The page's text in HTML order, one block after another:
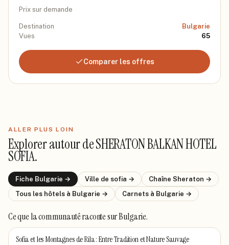
Prix sur demande
Destination
Bulgarie
Vues
65
Comparer les offres
ALLER PLUS LOIN
Explorer autour deSHERATON BALKAN HOTEL
SOFIA.
Fiche Bulgarie → Ville de sofia → Chaîne Sheraton →
Tous les hôtels à Bulgarie → Carnets à Bulgarie →
Ce que la communauté racontesur Bulgarie.
Sofia et les Montagnes de Rila : Entre Tradition et Nature Sauvage